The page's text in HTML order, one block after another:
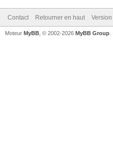
Contact Retourner en haut
Moteur MyBB , © 2002-2026 MyBB Group